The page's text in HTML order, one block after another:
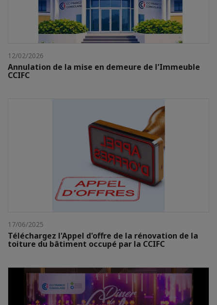
12/02/2026
Annulation de la mise en demeure de l'Immeuble
CCIFC
17/06/2025
Téléchargez l'Appel d'offre de la rénovation de la
toiture du bâtiment occupé par la CCIFC